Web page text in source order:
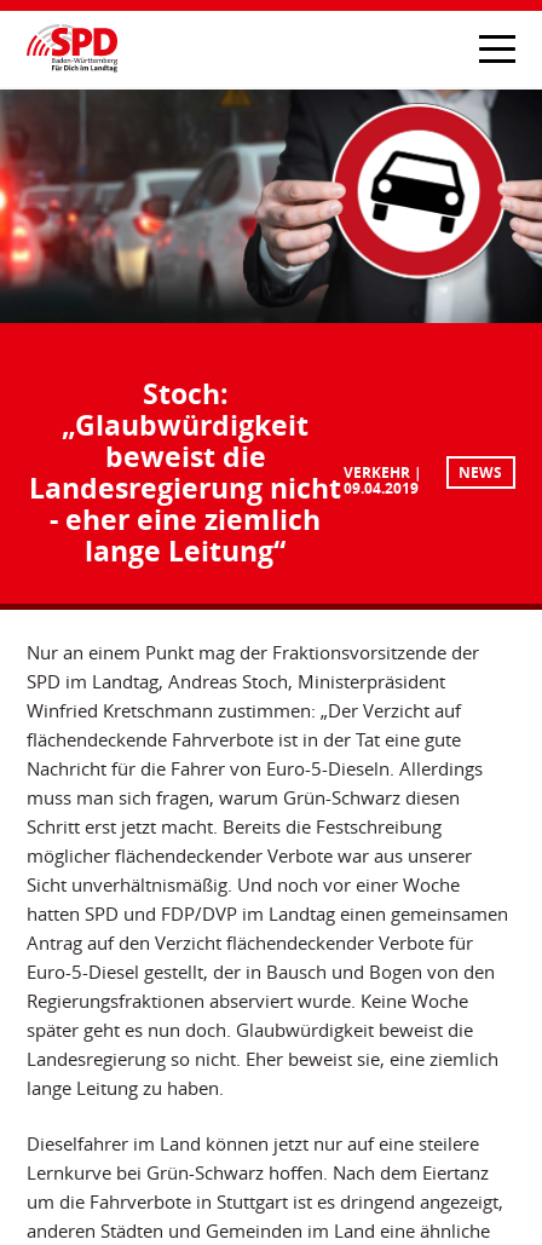
Stoch:
„Glaubwürdigkeit
beweist die
Landesregierung nicht
- eher eine ziemlich
lange Leitung“
VERKEHR
09.04.2019
NEWS
Nur an einem Punkt mag der Fraktionsvorsitzende der
SPD im Landtag, Andreas Stoch, Ministerpräsident
Winfried Kretschmann zustimmen: „Der Verzicht auf
flächendeckende Fahrverbote ist in der Tat eine gute
Nachricht für die Fahrer von Euro-5-Dieseln. Allerdings
muss man sich fragen, warum Grün-Schwarz diesen
Schritt erst jetzt macht. Bereits die Festschreibung
möglicher flächendeckender Verbote war aus unserer
Sicht unverhältnismäßig. Und noch vor einer Woche
hatten SPD und FDP/DVP im Landtag einen gemeinsamen
Antrag auf den Verzicht flächendeckender Verbote für
Euro-5-Diesel gestellt, der in Bausch und Bogen von den
Regierungsfraktionen abserviert wurde. Keine Woche
später geht es nun doch. Glaubwürdigkeit beweist die
Landesregierung so nicht. Eher beweist sie, eine ziemlich
lange Leitung zu haben.
Dieselfahrer im Land können jetzt nur auf eine steilere
Lernkurve bei Grün-Schwarz hoffen. Nach dem Eiertanz
um die Fahrverbote in Stuttgart ist es dringend angezeigt,
anderen Städten und Gemeinden im Land eine ähnliche